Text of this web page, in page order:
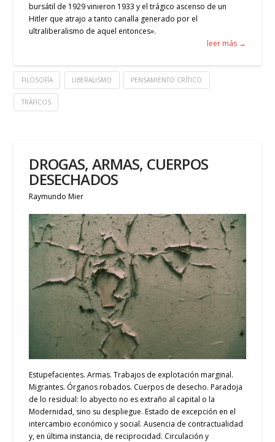
bursátil de 1929 vinieron 1933 y el trágico ascenso de un
Hitler que atrajo a tanto canalla generado por el
ultraliberalismo de aquel entonces».
leer más →
FILOSOFÍA LIBERALISMO PENSAMIENTO CRÍTICO
TRÁFICOS
DROGAS, ARMAS, CUERPOS
DESECHADOS
Raymundo Mier
Estupefacientes. Armas. Trabajos de explotación marginal.
Migrantes. Órganos robados. Cuerpos de desecho. Paradoja
de lo residual: lo abyecto no es extraño al capital o la
Modernidad, sino su despliegue. Estado de excepción en el
intercambio económico y social. Ausencia de contractualidad
y, en última instancia, de reciprocidad. Circulación y